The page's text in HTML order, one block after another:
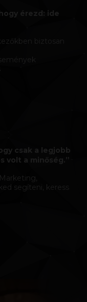
érezd: ide
biztosan
csak a legjobb
volt a minőség.”
segíteni, keress